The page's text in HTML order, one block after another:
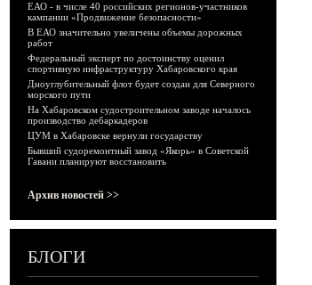
ЕАО - в числе 40 российских регионов-участников
кампании «Продвижение безопасности»
В ЕАО значительно увеличены объемы дорожных
работ
Федеральный эксперт по достоинству оценил
спортивную инфраструктуру Хабаровского края
Дноуглубительный флот будет создан для Северного
морского пути
На Хабаровском судостроительном заводе началось
производство дебаркадеров
ЦУМ в Хабаровске вернули государству
Бывший судоремонтный завод «Якорь» в Советской
Гавани планируют восстановить
Архив новостей >>
БЛОГИ